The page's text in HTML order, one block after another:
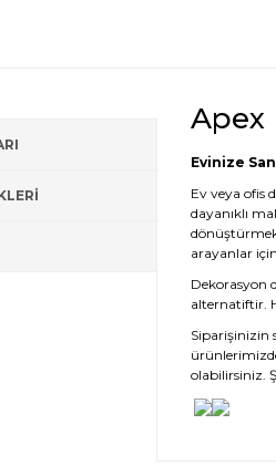
Apex
Evinize
Ev veya ofis
dayanıklı
arayanlar
Dekorasyon
alternatiftir.
Siparişinizin
olabilirsiniz.